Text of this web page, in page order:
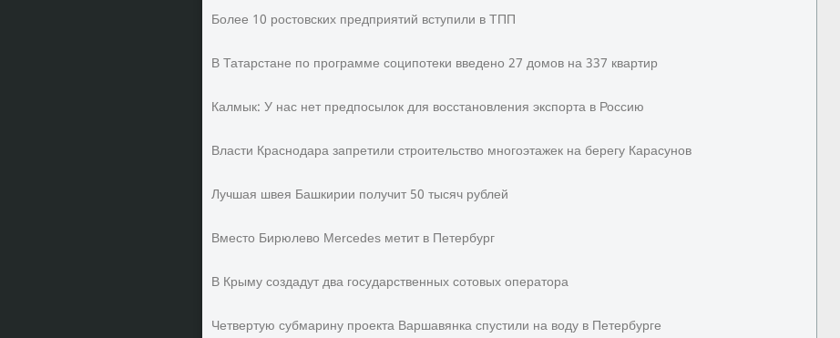
Более 10 ростовских предприятий вступили в ТПП
В Татарстане по программе соципотеки введено 27 домов на 337 квартир
Калмык: У нас нет предпосылок для восстановления экспорта в Россию
Власти Краснодара запретили строительство многоэтажек на берегу Карасунов
Лучшая швея Башкирии получит 50 тысяч рублей
Вместо Бирюлево Mercedes метит в Петербург
В Крыму создадут два государственных сотовых оператора
Четвертую субмарину проекта Варшавянка спустили на воду в Петербурге